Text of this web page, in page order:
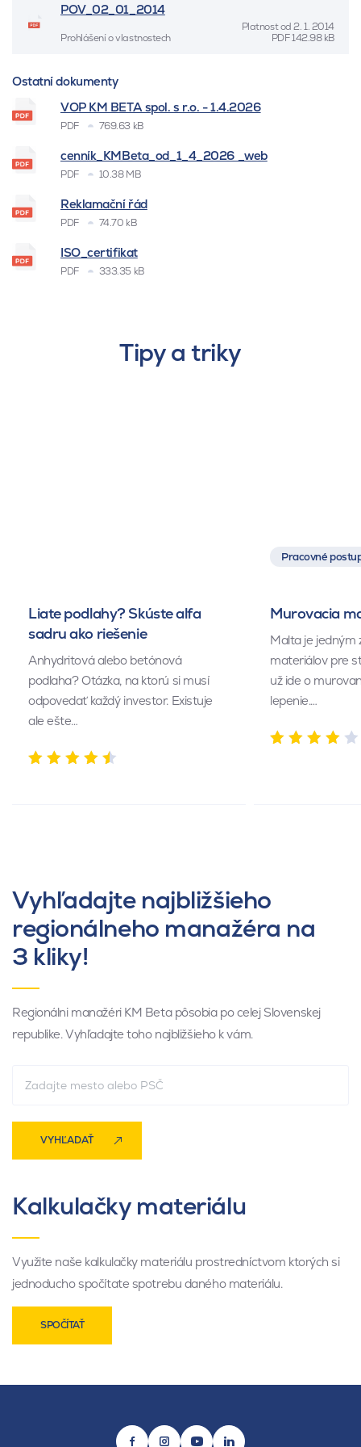
POV_02_01_2014
Platnost od2. 1. 2014
Prohlášení o vlastnostech
PDF142.98 kB
Ostatní dokumenty
VOP KM BETA spol. s r.o. - 1.4.2026
PDF 769.63 kB
cenník_KMBeta_od_1_4_2026 _web
PDF 10.38 MB
Reklamační řád
PDF 74.70 kB
ISO_certifikat
PDF 333.35 kB
Tipy a triky
Liate podlahy? Skúste alfa
sadru ako riešenie
Anhydritová alebo betónová
podlaha? Otázka, na ktorú si musí
odpovedať každý investor. Existuje
ale ešte…
Pracovné
Murovacia
Malta je jedným
materiálov pre
už ide o
lepenie.…
Vyhľadajte najbližšieho
regionálneho manažéra na
3 kliky!
Regionálni manažéri KM Beta pôsobia po celej Slovenskej
republike. Vyhľadajte toho najbližšieho k vám.
VYHĽADAŤ
Kalkulačky materiálu
Využite naše kalkulačky materiálu prostredníctvom ktorých si
jednoducho spočítate spotrebu daného materiálu.
SPOČÍTAŤ